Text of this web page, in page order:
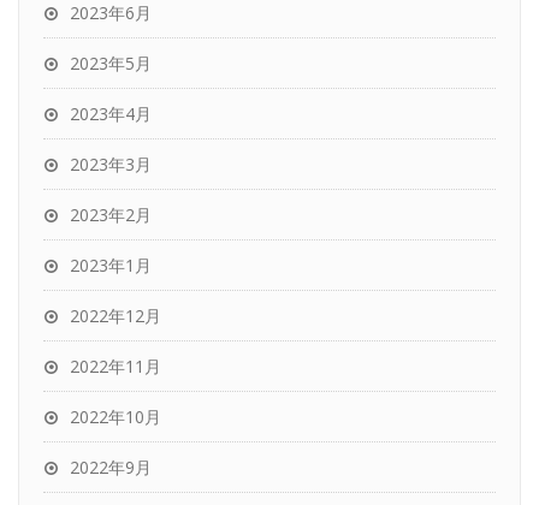
2023年6月
2023年5月
2023年4月
2023年3月
2023年2月
2023年1月
2022年12月
2022年11月
2022年10月
2022年9月